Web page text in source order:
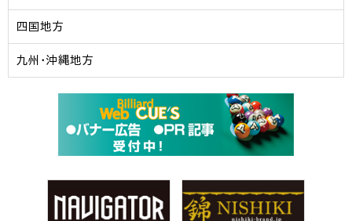
四国地方
九州・沖縄地方